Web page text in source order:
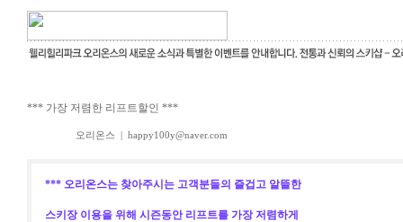
*** 가장 저렴한 리프트할인 ***
오리온스 | happy100y@naver.com
*** 오리온스는 찾아주시는 고객분들의 즐겁고 알뜰한
스키장 이용을 위해 시즌동안 리프트를 가장 저렴하게